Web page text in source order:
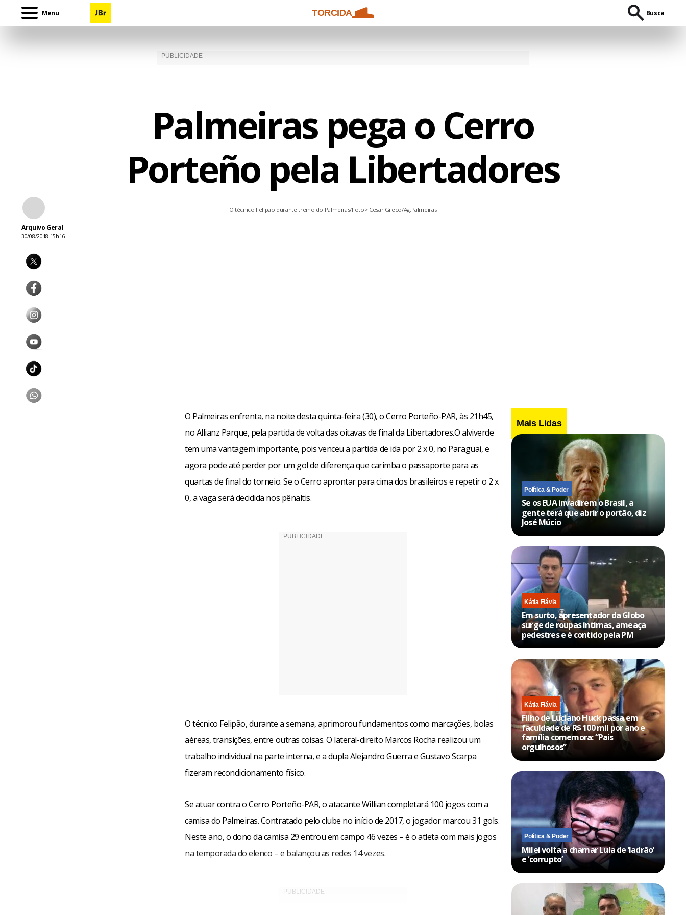
Menu TORCIDA Busca
Palmeiras pega o Cerro
Porteño pela Libertadores
Arquivo Geral
30/08/2018 15h16
O técnico Felipão durante treino do Palmeiras/Foto> Cesar Greco/Ag.Palmeiras
O Palmeiras enfrenta, na noite desta quinta-feira (30), o Cerro Porteño-PAR, às 21h45,
no Allianz Parque, pela partida de volta das oitavas de final da Libertadores.O alviverde
tem uma vantagem importante, pois venceu a partida de ida por 2 x 0, no Paraguai, e
agora pode até perder por um gol de diferença que carimba o passaporte para as
quartas de final do torneio. Se o Cerro aprontar para cima dos brasileiros e repetir o 2 x
0, a vaga será decidida nos pênaltis.
O técnico Felipão, durante a semana, aprimorou fundamentos como marcações, bolas
aéreas, transições, entre outras coisas. O lateral-direito Marcos Rocha realizou um
trabalho individual na parte interna, e a dupla Alejandro Guerra e Gustavo Scarpa
fizeram recondicionamento físico.
Se atuar contra o Cerro Porteño-PAR, o atacante Willian completará 100 jogos com a
camisa do Palmeiras. Contratado pelo clube no início de 2017, o jogador marcou 31 gols.
Neste ano, o dono da camisa 29 entrou em campo 46 vezes – é o atleta com mais jogos
na temporada do elenco – e balançou as redes 14 vezes.
Mais Lidas
Política & Poder
Se os EUA invadirem o Brasil, a
gente terá que abrir o portão, diz
José Múcio
Kátia Flávia
Em surto, apresentador da Globo
surge de roupas íntimas, ameaça
pedestres e é contido pela PM
Kátia Flávia
Filho de Luciano Huck passa em
faculdade de R$ 100 mil por ano e
família comemora: “Pais
orgulhosos”
Política & Poder
Milei volta a chamar Lula de ‘ladrão’
e ‘corrupto’